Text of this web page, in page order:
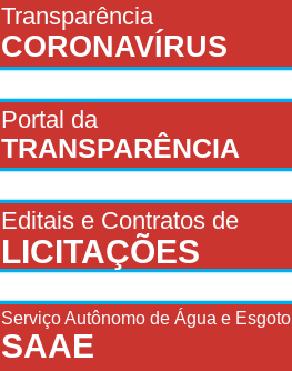
Transparência
CORONAVÍRUS
Portal da
TRANSPARÊNCIA
Editais e Contratos de
LICITAÇÕES
Serviço Autônomo de Água e Esgoto
SAAE